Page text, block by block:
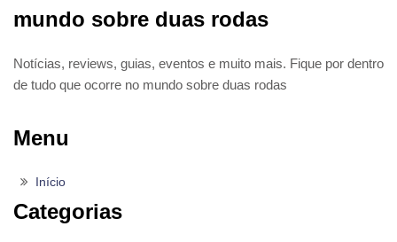
mundo sobre duas rodas
Notícias, reviews, guias, eventos e muito mais. Fique por dentro
de tudo que ocorre no mundo sobre duas rodas
Menu
Início
Categorias